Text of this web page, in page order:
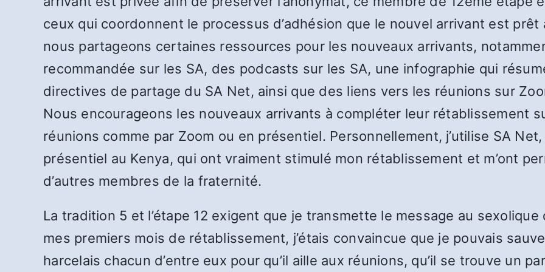
ceux qui coordonnent le processus d’adhésion que le nouvel arrivant est
nous partageons certaines ressources pour les nouveaux arrivants,
recommandée sur les SA, des podcasts sur les SA, une infographie qui
directives de partage du SA Net, ainsi que des liens vers les réunions sur
Nous encourageons les nouveaux arrivants à compléter leur rétablissement
réunions comme par Zoom ou en présentiel. Personnellement, j’utilise SA
présentiel au Kenya, qui ont vraiment stimulé mon rétablissement et m’ont
d’autres membres de la fraternité.
La tradition 5 et l’étape 12 exigent que je transmette le message au
mes premiers mois de rétablissement, j’étais convaincue que je pouvais
harcelais chacun d’entre eux pour qu’il aille aux réunions, qu’il se trouve un